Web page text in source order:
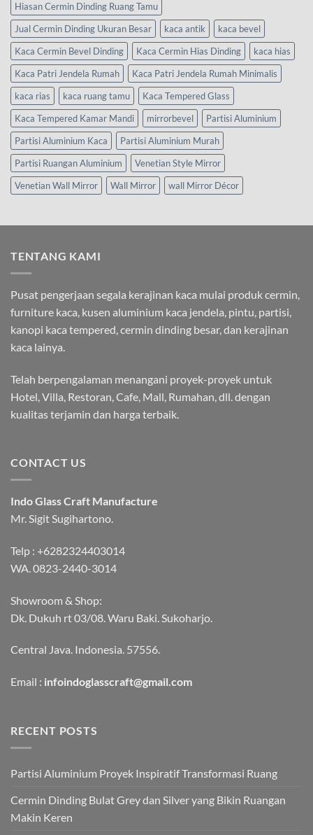
Hiasan Cermin Dinding Ruang Tamu
Jual Cermin Dinding Ukuran Besar
kaca antik
kaca bevel
Kaca Cermin Bevel Dinding
Kaca Cermin Hias Dinding
kaca hias
Kaca Patri Jendela Rumah
Kaca Patri Jendela Rumah Minimalis
kaca rias
kaca ruang tamu
Kaca Tempered Glass
Kaca Tempered Kamar Mandi
mirrorbevel
Partisi Aluminium
Partisi Aluminium Kaca
Partisi Aluminium Murah
Partisi Ruangan Aluminium
Venetian Style Mirror
Venetian Wall Mirror
Wall Mirror wall Mirror Décor
TENTANG KAMI
Pusat pengerjaan segala kerajinan kaca mulai produk cermin,
furniture kaca, kusen aluminium kaca jendela, pintu, partisi,
kanopi kaca tempered, cermin dinding besar, dan kerajinan
kaca lainya.
Telah berpengalaman menangani proyek-proyek untuk
Hotel, Villa, Restoran, Cafe, Mall, Rumahan, dll. dengan
kualitas terjamin dan harga terbaik.
CONTACT US
Indo Glass Craft Manufacture
Mr. Sigit Sugihartono.
Telp : +6282324403014
WA. 0823-2440-3014
Showroom & Shop:
Dk. Dukuh rt 03/08. Waru Baki. Sukoharjo.
Central Java. Indonesia. 57556.
Email : infoindoglasscraft@gmail.com
RECENT POSTS
Partisi Aluminium Proyek Inspiratif Transformasi Ruang
Cermin Dinding Bulat Grey dan Silver yang Bikin Ruangan
Makin Keren